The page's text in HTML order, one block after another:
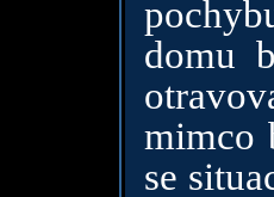
domu
mimco
se